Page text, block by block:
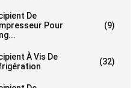
De
Pour
(9)
À Vis De
(32)